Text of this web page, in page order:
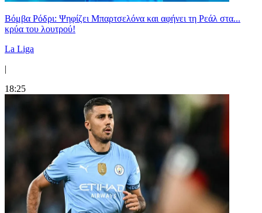
Βόμβα Ρόδρι: Ψηφίζει Μπαρτσελόνα και αφήνει τη Ρεάλ στα...
κρύα του λουτρού!
La Liga
|
18:25